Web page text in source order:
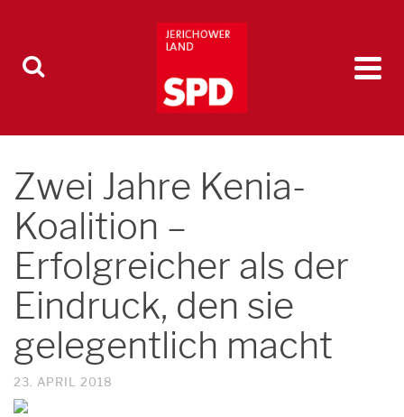
Zwei Jahre Kenia-
Koalition –
Erfolgreicher als der
Eindruck, den sie
gelegentlich macht
23. APRIL 2018